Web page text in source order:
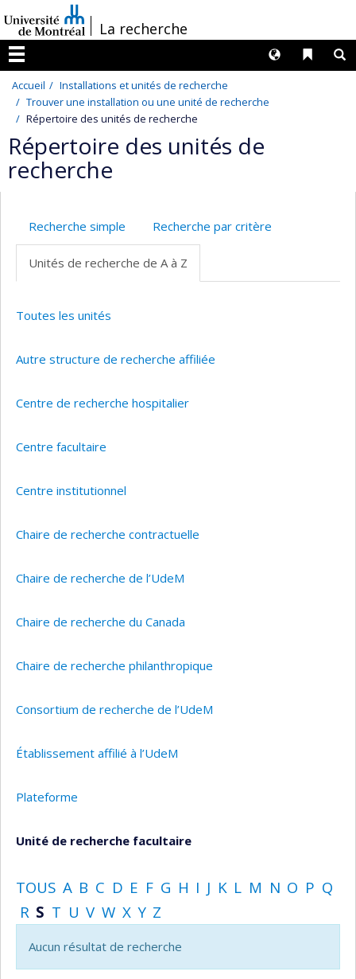
au
contenu
/La recherche
Menu
Liens
Langues
Accueil
Installations et unités de recherche
Trouver une installation ou une unité de recherche
Répertoire des unités de recherche
Répertoire des unités de
recherche
Recherche simple Recherche par critère
Unités de recherche de A à Z
Toutes les unités
Autre structure de recherche affiliée
Centre de recherche hospitalier
Centre facultaire
Centre institutionnel
Chaire de recherche contractuelle
Chaire de recherche de l’UdeM
Chaire de recherche du Canada
Chaire de recherche philanthropique
Consortium de recherche de l’UdeM
Établissement affilié à l’UdeM
Plateforme
Unité de recherche facultaire
TOUS A B C D E F G H I J K L M N O P Q
R S T U V W X Y Z
Aucun résultat de recherche